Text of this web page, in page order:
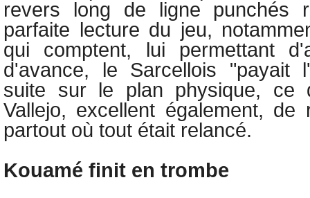
revers long de ligne punchés
parfaite lecture du jeu,
qui comptent, lui permettant
d'avance, le Sarcellois "payait
suite sur le plan physique, ce
Vallejo, excellent également,
partout où tout était relancé.
Kouamé finit en trombe